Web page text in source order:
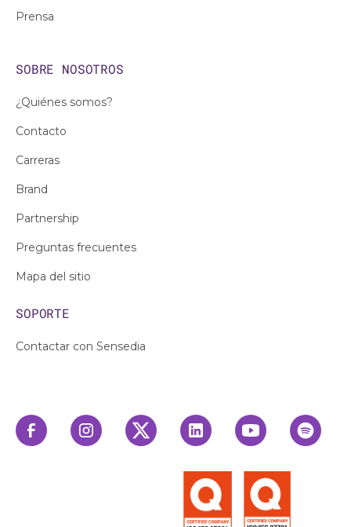
Prensa
SOBRE NOSOTROS
¿Quiénes somos?
Contacto
Carreras
Brand
Partnership
Preguntas frecuentes
Mapa del sitio
SOPORTE
Contactar con Sensedia